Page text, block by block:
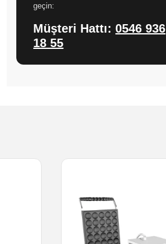
geçin:
Müşteri Hattı:0546 936
18 55